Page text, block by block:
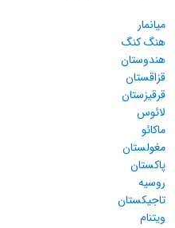
میانمار
هنگ کنگ
هندوستان
قزاقستان
قرقیزستان
لائوس
ماکائو
مغولستان
پاکستان
روسیه
تاجیکستان
ویتنام